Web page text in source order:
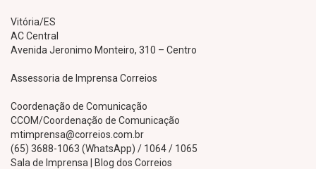
Vitória/ES
AC Central
Avenida Jeronimo Monteiro, 310 – Centro
Assessoria de Imprensa Correios
Coordenação de Comunicação
CCOM/Coordenação de Comunicação
mtimprensa@correios.com.br
(65) 3688-1063 (WhatsApp) / 1064 / 1065
Sala de Imprensa | Blog dos Correios